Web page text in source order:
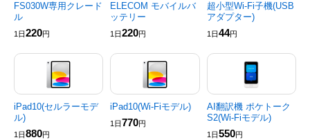
FS030W専用クレード
ル
1日220円
ELECOM モバイルバ
ッテリー
1日220円
超小型Wi-Fi子機(USB
アダプター)
1日44円
iPad10(セルラーモデ
ル)
1日880円
iPad10(Wi-Fiモデル)
1日770円
AI翻訳機 ポケトーク
S2(Wi-Fiモデル)
1日550円